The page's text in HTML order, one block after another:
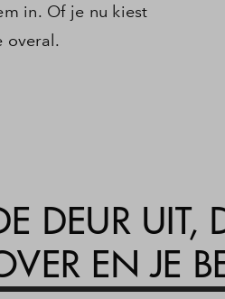
in. Of je nu kiest
overal.
DEUR UIT,
EN JE